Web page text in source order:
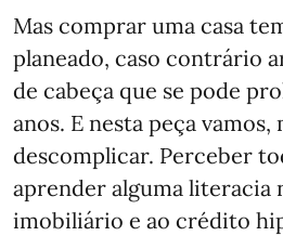
Mas comprar uma casa
planeado, caso contrário
de cabeça que se pode
anos. E nesta peça vamos,
descomplicar. Perceber
aprender alguma literacia
imobiliário e ao crédito